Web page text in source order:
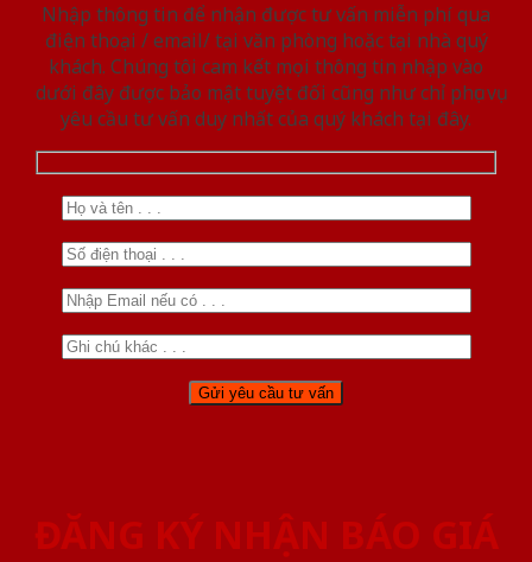
Nhập thông tin để nhận được tư vấn miễn phí qua
điện thoại / email/ tại văn phòng hoặc tại nhà quý
khách. Chúng tôi cam kết mọi thông tin nhập vào
dưới đây được bảo mật tuyệt đối cũng như chỉ phục vụ
yêu cầu tư vấn duy nhất của quý khách tại đây.
ĐĂNG KÝ NHẬN BÁO GIÁ